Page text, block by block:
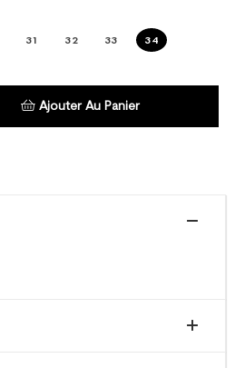
31 32 33 34
Ajouter Au Panier